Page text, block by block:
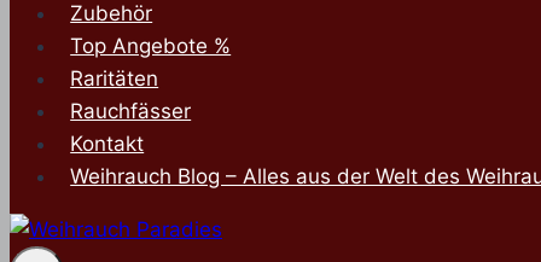
Zubehör
Top Angebote %
Raritäten
Rauchfässer
Kontakt
Weihrauch Blog – Alles aus der Welt des